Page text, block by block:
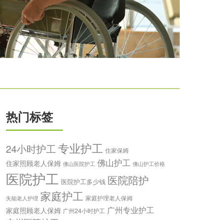
热门标签
24小时护工专业护工 住家保姆
住家照顾老人保姆 佛山医院护工 佛山护工 佛山护工价格
医院护工 医院护工多少钱 医院陪护
失能老人护理 家庭护工 家庭护理老人保姆
家庭照顾老人保姆 广州24小时护工 广州专业护工